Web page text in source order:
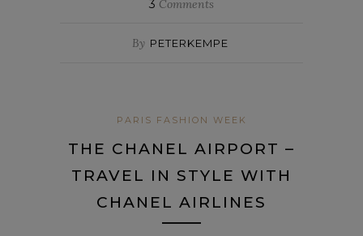
3 Comments
By PETERKEMPE
PARIS FASHION WEEK
THE CHANEL AIRPORT –
TRAVEL IN STYLE WITH
CHANEL AIRLINES